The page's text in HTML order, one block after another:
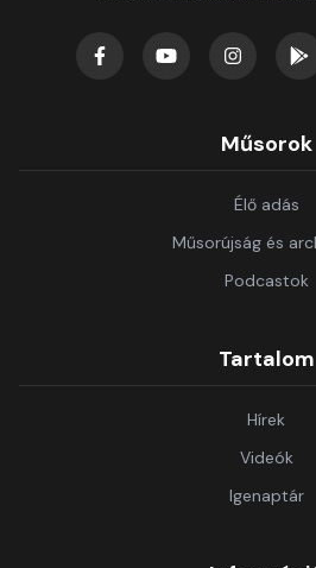
Műsorok
Élő adás
Műsorújság és
Podcastok
Tartalom
Hírek
Videók
Igenaptár